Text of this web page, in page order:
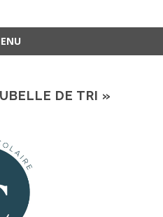
DE TRI »